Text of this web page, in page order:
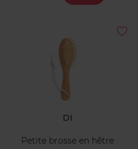
DI
Petite brosse en hêtre